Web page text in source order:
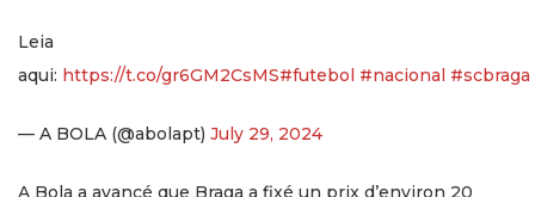
Leia
aqui: https://t.co/gr6GM2CsMS#futebol #nacional #scbraga
— A BOLA (@abolapt) July 29, 2024
A Bola a avancé que Braga a fixé un prix d’environ 20